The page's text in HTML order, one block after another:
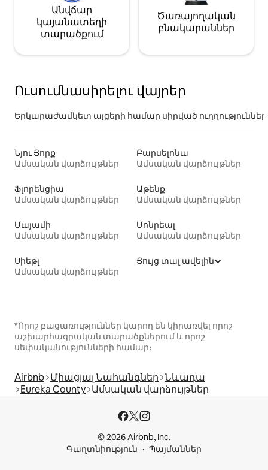
Անվճար
կայանատեղի
տարածքում
Ծառայողական
բնակարաններ
Ուսումնասիրելու վայրեր
Երկարաժամկետ այցերի համար սիրված ուղղություններ
Նյու Յորք
Ամսական վարձույթներ
Բարսելոնա
Ամսական վարձույթներ
Ֆլորենցիա
Ամսական վարձույթներ
Աթենք
Ամսական վարձույթներ
Մայամի
Ամսական վարձույթներ
Մոնրեալ
Ամսական վարձույթներ
Սիեթլ
Ամսական վարձույթներ
Ցույց տալ ավելին
*Որոշ բացառություններ կարող են կիրառվել որոշ
աշխարհագրական տարածքներում և որոշ
սեփականությունների համար։
Airbnb Միացյալ Նահանգներ Նևադա
Eureka County Ամսական վարձույթներ
© 2026 Airbnb, Inc.
Գաղտնիություն
Պայմաններ